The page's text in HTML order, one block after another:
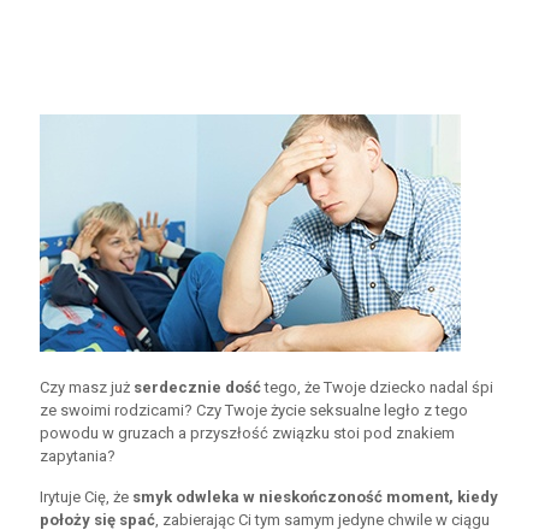
Czy masz już serdecznie dośćtego, że Twoje dziecko nadal śpi
ze swoimi rodzicami? Czy Twoje życie seksualne legło z tego
powodu w gruzach a przyszłość związku stoi pod znakiem
zapytania?
Irytuje Cię, że smyk odwleka w nieskończoność moment, kiedy
położy się spać, zabierając Ci tym samym jedyne chwile w ciągu